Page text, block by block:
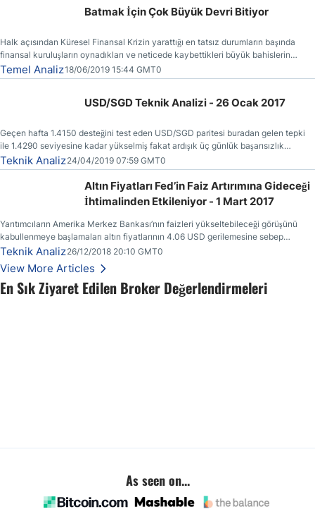
En Sık Ziyaret Edilen Broker Değerlendirmeleri
Batmak İçin Çok Büyük Devri Bitiyor
Halk açısından Küresel Finansal Krizin yarattığı en tatsız durumların başında
finansal kuruluşların oynadıkları ve neticede kaybettikleri büyük bahislerin
faturasının kendilerine (vergi ödeyenlere) kesilmiş olmasıdır.
Temel Analiz18/06/2019 15:44 GMT0
USD/SGD Teknik Analizi - 26 Ocak 2017
Geçen hafta 1.4150 desteğini test eden USD/SGD paritesi buradan gelen tepki
ile 1.4290 seviyesine kadar yükselmiş fakat ardışık üç günlük başarısızlık
ertesinde yönünü yeniden aşağı çevirmiştir.
Teknik Analiz24/04/2019 07:59 GMT0
Altın Fiyatları Fed’in Faiz Artırımına Gideceği
İhtimalinden Etkileniyor - 1 Mart 2017
Yarıtımcıların Amerika Merkez Bankası’nın faizleri yükseltebileceği görüşünü
kabullenmeye başlamaları altın fiyatlarının 4.06 USD gerilemesine sebep
olmuştur.
Teknik Analiz26/12/2018 20:10 GMT0
View More Articles
As seen on...